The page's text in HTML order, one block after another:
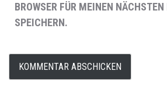
BROWSER FÜR MEINEN
SPEICHERN.